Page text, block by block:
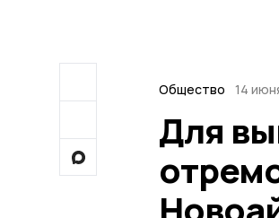
Общество 14
Для